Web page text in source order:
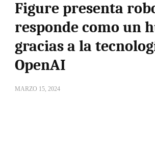
Figure presenta
responde como un
gracias a la
OpenAI
MARZO 15, 2024